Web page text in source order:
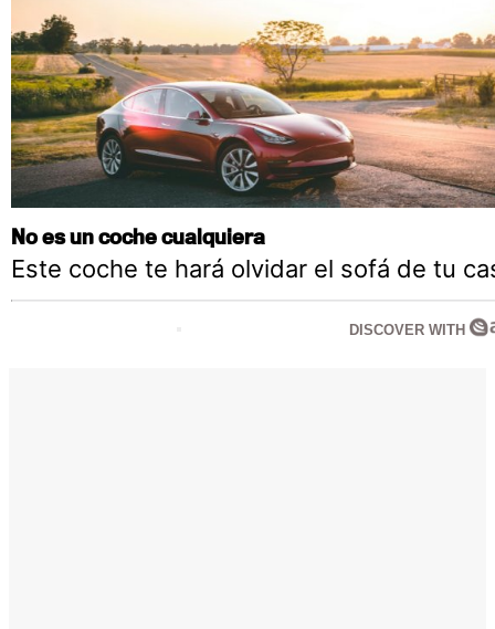
No es un coche cualquiera
Este coche te hará olvidar el sofá de tu
DISCOVER WITH